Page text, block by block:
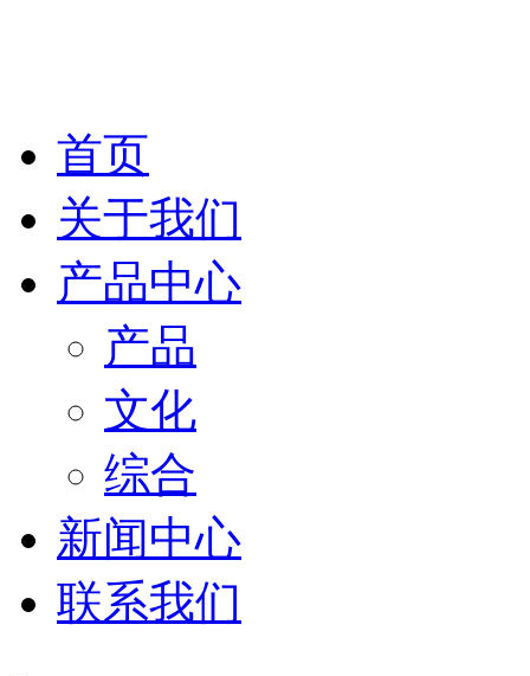
首页
关于我们
产品中心
产品
文化
综合
新闻中心
联系我们